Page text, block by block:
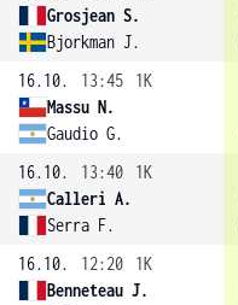
Grosjean S.
Bjorkman J.
16.10.
13:45
1K
Massu N.
Gaudio G.
16.10.
13:40
1K
Calleri A.
Serra F.
16.10.
12:20
1K
Benneteau J.